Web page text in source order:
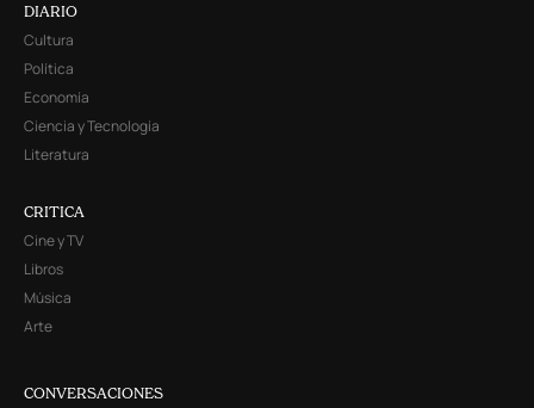
DIARIO
Cultura
Política
Economía
Ciencia y Tecnología
Literatura
CRITICA
Cine y TV
Libros
Música
Arte
CONVERSACIONES